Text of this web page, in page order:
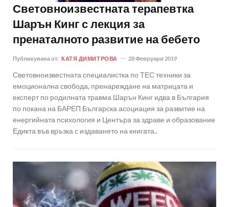
Световноизвестната терапевтка
Шарън Кинг с лекция за
пренаталното развитие на бебето
Публикувана от: КАТЯ ДИМИТРОВА 28 Февруари 2019
Световноизвестната специалистка по ТЕС техники за
емоционална свобода, пренареждане на матрицата и
експерт по родилната травма Шарън Кинг идва в България
по покана на БАРЕП Българска асоциация за развитие на
енергийната психология и Центъра за здраве и образование
Едикта във връзка с издаването на книгата..